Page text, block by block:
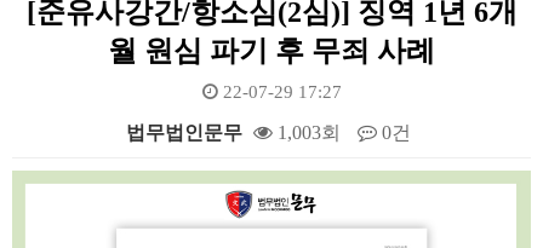
[준유사강간/항소심(2심)] 징역 1년 6개
월 원심 파기 후 무죄 사례
22-07-29 17:27
법무법인문무 1,003회 0건
본문